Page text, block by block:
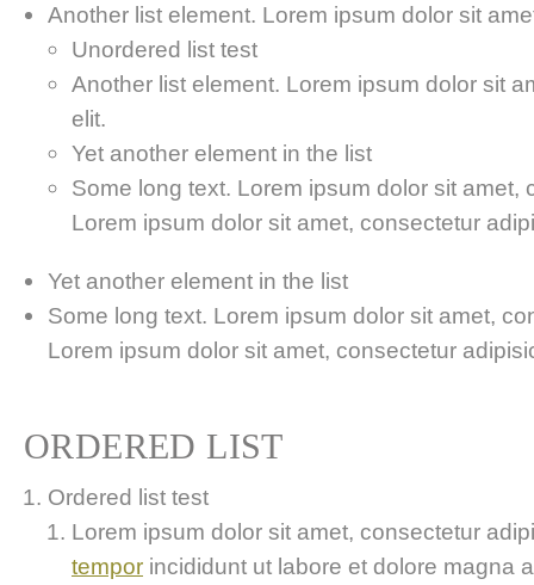
Another list element. Lorem ipsum dolor sit
Unordered list test
Another list element. Lorem ipsum dolor sit
elit.
Yet another element in the list
Some long text. Lorem ipsum dolor sit amet,
Lorem ipsum dolor sit amet, consectetur
Yet another element in the list
Some long text. Lorem ipsum dolor sit amet,
Lorem ipsum dolor sit amet, consectetur
ORDERED LIST
Ordered list test
Lorem ipsum dolor sit amet, consectetur
tempor incididunt ut labore et dolore magna